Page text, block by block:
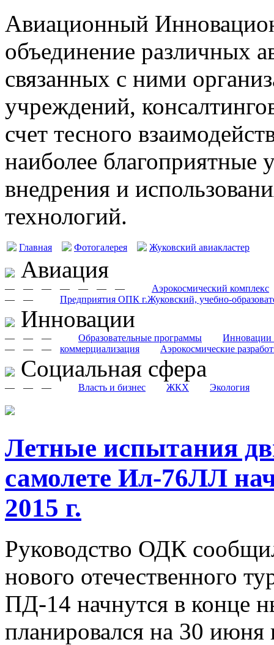
Авиационный
объединение различных
связанных с ними
учреждений,
счет тесного
наиболее благоприятные
внедрения и
технологий.
Главная Фотогалерея Жуковский авиакластер
Авиация
— Аэрокосмический комплекс
— — — — —
—
Предприятия ОПК г.Жуковский, учебно-
— —
Инновации
— Образовательные программы
— Инновации
—
коммерциализация
— Аэрокосмические
— —
Cоциальная сфера
— Власть и бизнес
— ЖКХ
— Экология
Летные испытания
самолете Ил-76ЛЛ
2015 г.
Руководство ОДК
нового отечественного
ПД-14 начнутся в конце
планировался на 30